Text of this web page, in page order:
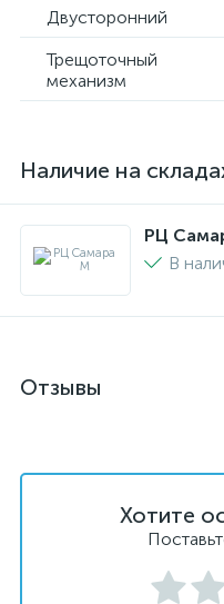
Двусторонний
Трещоточный
механизм
Наличие на
РЦ
В
Отзывы
Хотите